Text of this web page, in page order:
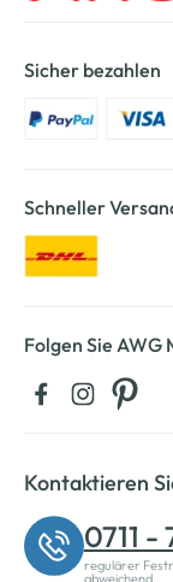
Sicher bezahlen
Schneller
Folgen Sie AWG
Kontaktieren
0711 -
regulärer
abweichend.